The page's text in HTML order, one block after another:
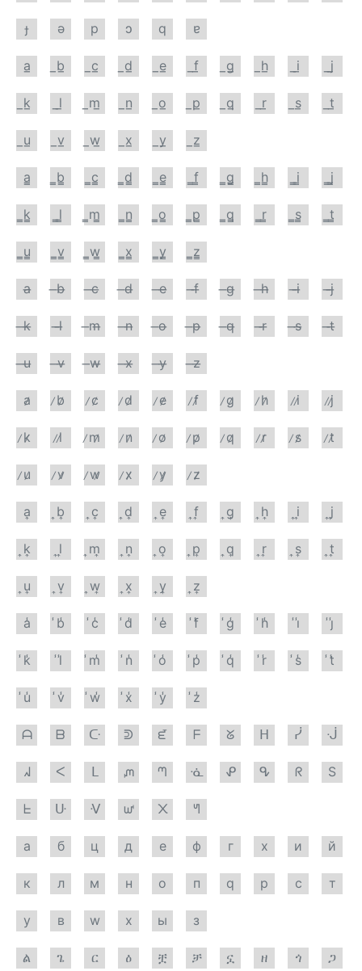
ɟ ǝ p ɔ q ɐ
a̲ ̲b̲ ̲c̲ ̲d̲ ̲e̲ ̲f̲ ̲g̲ ̲h̲ ̲i̲ ̲j̲
̲k̲ ̲l̲ ̲m̲ ̲n̲ ̲o̲ ̲p̲ ̲q̲ ̲r̲ ̲s̲ ̲t̲
̲u̲ ̲v̲ ̲w̲ ̲x̲ ̲y̲ ̲z̲
a̳ ̳b̳ ̳c̳ ̳d̳ ̳e̳ ̳f̳ ̳g̳ ̳h̳ ̳i̳ ̳j̳
̳k̳ ̳l̳ ̳m̳ ̳n̳ ̳o̳ ̳p̳ ̳q̳ ̳r̳ ̳s̳ ̳t̳
̳u̳ ̳v̳ ̳w̳ ̳x̳ ̳y̳ ̳z̳
a̶ ̶b̶ ̶c̶ ̶d̶ ̶e̶ ̶f̶ ̶g̶ ̶h̶ ̶i̶ ̶j̶
̶k̶ ̶l̶ ̶m̶ ̶n̶ ̶o̶ ̶p̶ ̶q̶ ̶r̶ ̶s̶ ̶t̶
̶u̶ ̶v̶ ̶w̶ ̶x̶ ̶y̶ ̶z̶
a̷ ̷b̷ ̷c̷ ̷d̷ ̷e̷ ̷f̷ ̷g̷ ̷h̷ ̷i̷ ̷j̷
̷k̷ ̷l̷ ̷m̷ ̷n̷ ̷o̷ ̷p̷ ̷q̷ ̷r̷ ̷s̷ ̷t̷
̷u̷ ̷v̷ ̷w̷ ̷x̷ ̷y̷ ̷z̷
a͎ ͎b͎ ͎c͎ ͎d͎ ͎e͎ ͎f͎ ͎g͎ ͎h͎ ͎i͎ ͎j͎
͎k͎ ͎l͎ ͎m͎ ͎n͎ ͎o͎ ͎p͎ ͎q͎ ͎r͎ ͎s͎ ͎t͎
͎u͎ ͎v͎ ͎w͎ ͎x͎ ͎y͎ ͎z͎
a̾ ̾b̾ ̾c̾ ̾d̾ ̾e̾ ̾f̾ ̾g̾ ̾h̾ ̾i̾ ̾j̾
̾k̾ ̾l̾ ̾m̾ ̾n̾ ̾o̾ ̾p̾ ̾q̾ ̾r̾ ̾s̾ ̾t̾
̾u̾ ̾v̾ ̾w̾ ̾x̾ ̾y̾ ̾z̾
ᗩ ᗷ ᑢ ᕲ ᘿ ᖴ ᘜ ᕼ ᓰ ᒚ
ᖽ ᐸ ᒪ ᘻ ᘉ ᓍ ᕵ ᕴ ᖇ S
ᖶ ᑘ ᐺ ᘺ ᙭ ᖻ
а б ц д е ф г х и й
к л м н о п q р с т
у в w х ы з
ል ጌ ር ዕ ቿ ቻ ኗ ዘ ጎ ጋ